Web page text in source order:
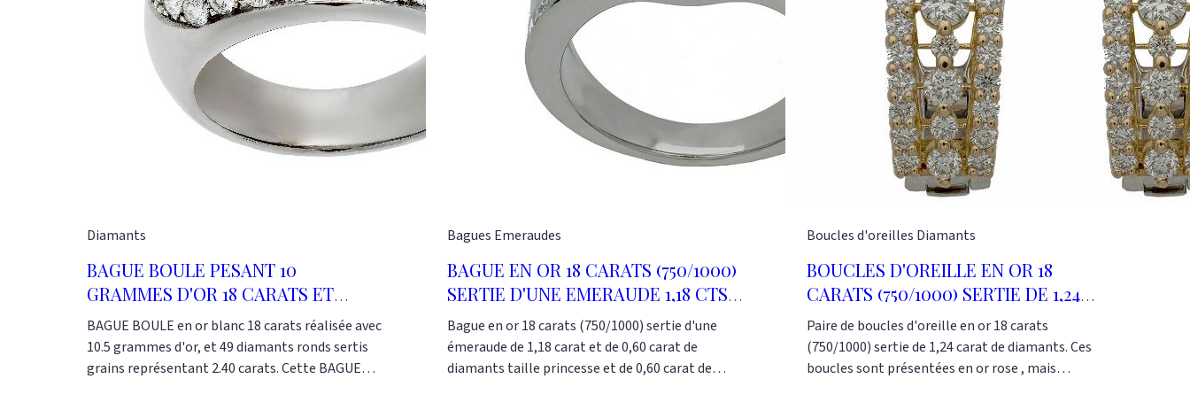
rue du Temple 75003 Paris Tel 01 48 87 76 90
rue du Temple 75003 Paris Tel : 01 48 87 76 90
Diamants
BAGUE BOULE PESANT 10
GRAMMES D'OR 18 CARATS ET
SERTIE DE 2.40 CTS DE DIAMANTS
BAGUE BOULE en or blanc 18 carats réalisée avec
10.5 grammes d'or, et 49 diamants ronds sertis
grains représentant 2.40 carats. Cette BAGUE
Bagues Emeraudes
BAGUE EN OR 18 CARATS (750/1000)
SERTIE D'UNE EMERAUDE 1,18 CTS
ET 1,20 CTS DIAMANTS
Bague en or 18 carats (750/1000) sertie d'une
émeraude de 1,18 carat et de 0,60 carat de
diamants taille princesse et de 0,60 carat de
Boucles d'oreilles Diamants
BOUCLES D'OREILLE EN OR 18
CARATS (750/1000) SERTIE DE 1,24
CARAT DE DIAMANTS.
Paire de boucles d'oreille en or 18 carats
(750/1000) sertie de 1,24 carat de diamants. Ces
boucles sont présentées en or rose , mais